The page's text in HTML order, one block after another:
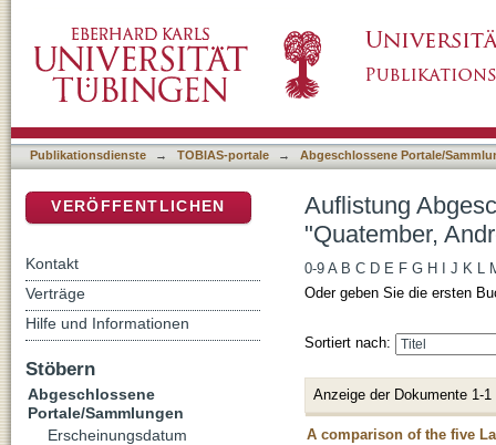
Publikationsdienste → TOBIAS-portale → Abgeschlossene Portale/
Auflistung
"Quatember,
0-9 A B C D E F G H J K L
Oder geben Sie die ersten
Sortiert nach:
Anzeige der Dokumente 1-1
A comparison of the five
VERÖFFENTLICHEN
Kontakt
Verträge
Hilfe und Informationen
Stöbern
Abgeschlossene
Portale/Sammlungen
Erscheinungsdatum